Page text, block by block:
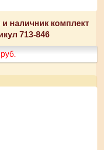
наличник комплект
713-846
руб.